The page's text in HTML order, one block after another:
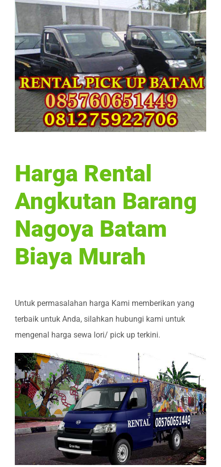
Harga Rental
Angkutan Barang
Nagoya Batam
Biaya Murah
Untuk permasalahan harga Kami memberikan yang
terbaik untuk Anda, silahkan hubungi kami untuk
mengenal harga sewa lori/ pick up terkini.